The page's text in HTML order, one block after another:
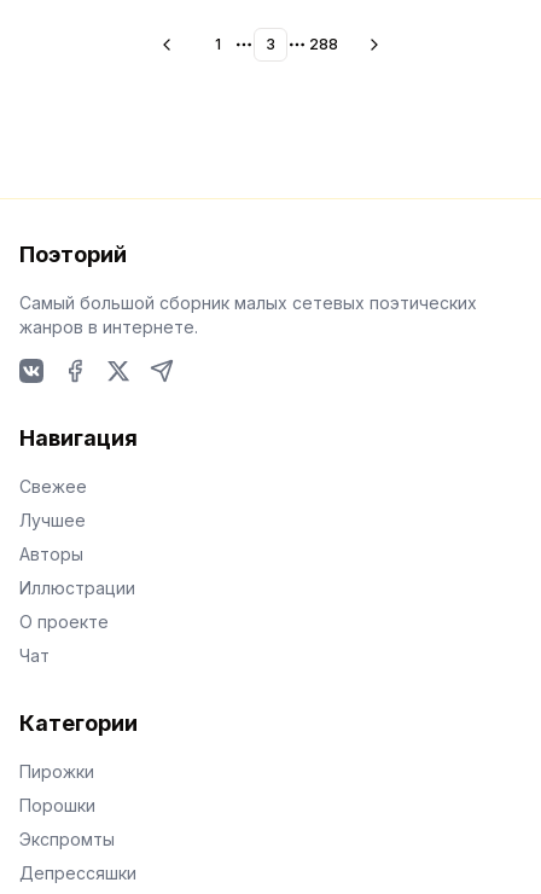
1 More pages
3 More pages
288
Поэторий
Самый большой сборник малых сетевых поэтических
жанров в интернете.
Навигация
Свежее
Лучшее
Авторы
Иллюстрации
О проекте
Чат
Категории
Пирожки
Порошки
Экспромты
Депрессяшки